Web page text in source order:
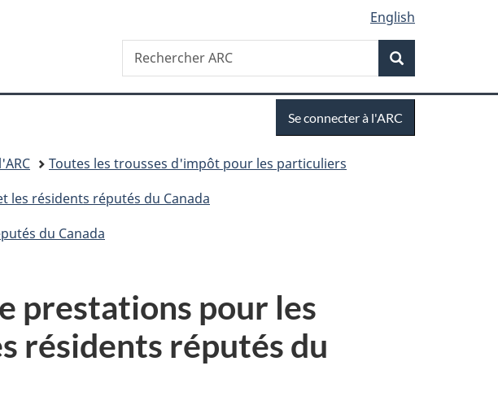
English
Recherche
Rechercher
ARC
connecter
Se connecter à l'ARC
Toutes les trousses d'impôt pour les particuliers
les résidents réputés du Canada
du Canada
prestations pour les
résidents réputés du